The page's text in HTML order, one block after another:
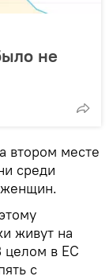
не
втором месте
среди
женщин.
живут на
целом в ЕС
с